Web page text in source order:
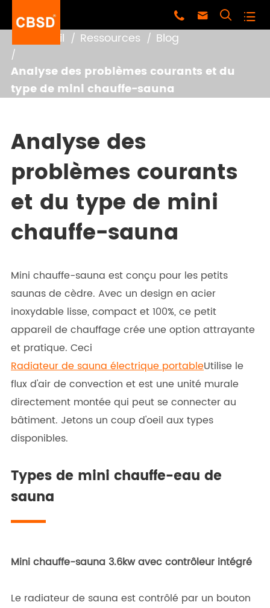
   
Accueil Ressources
Blog
Analyse des problèmes courants et du
type de mini chauffe-sauna
Analyse des
problèmes courants
et du type de mini
chauffe-sauna
Mini chauffe-sauna est conçu pour les petits
saunas de cèdre. Avec un design en acier
inoxydable lisse, compact et 100%, ce petit
appareil de chauffage crée une option attrayante
et pratique. Ceci
Radiateur de sauna électrique portableUtilise le
flux d'air de convection et est une unité murale
directement montée qui peut se connecter au
bâtiment. Jetons un coup d'oeil aux types
disponibles.
Types de mini chauffe-eau de
sauna
Mini chauffe-sauna 3.6kw avec contrôleur intégré
Le radiateur de sauna est contrôlé par un bouton